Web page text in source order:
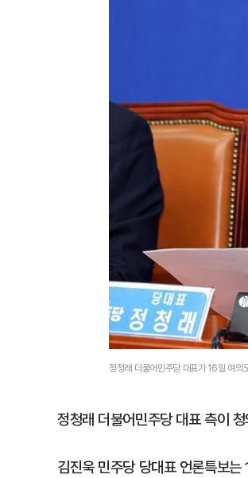
정청래 더불어민주당 대표가 16일 여
정청래 더불어민주당 대표 측이
김진욱 민주당 당대표 언론특보